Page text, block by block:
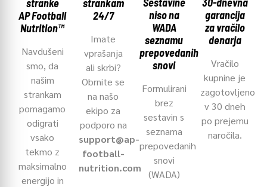
stranke
AP Football
Nutrition™
Navdušeni
smo, da
našim
strankam
pomagamo
odigrati
vsako
tekmo z
maksimalno
energijo in
strankam
24/7
Imate
vprašanja
ali skrbi?
Obrnite se
na našo
ekipo za
podporo na
support@ap-
football-
nutrition.com
niso na
WADA
seznamu
prepovedanih
snovi
Formulirani
brez
sestavin s
seznama
prepovedanih
snovi
(WADA)
garancija
za vračilo
denarja
Vračilo
kupnine je
zagotovljeno
v 30 dneh
po prejemu
naročila.